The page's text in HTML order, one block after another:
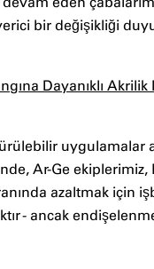
bir değişikliği
Dayanıklı
uygulamalar
Ar-Ge
azaltmak
- ancak